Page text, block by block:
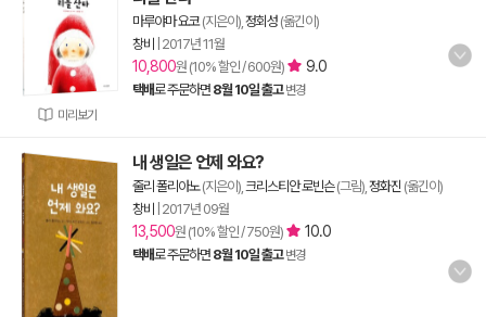
미리보기
마루야마 요코(지은이), 정회성 (옮긴이)
창비
2017년 11월
10,800원 (10% 할인 / 600원) 9.0
택배로 주문하면 8월 10일 출고 변경
내 생일은 언제 와요?
줄리 폴리아노(지은이), 크리스티안 로빈슨(그림), 정화진 (옮긴이)
창비
2017년 09월
13,500원 (10% 할인 / 750원) 10.0
택배로 주문하면 8월 10일 출고 변경